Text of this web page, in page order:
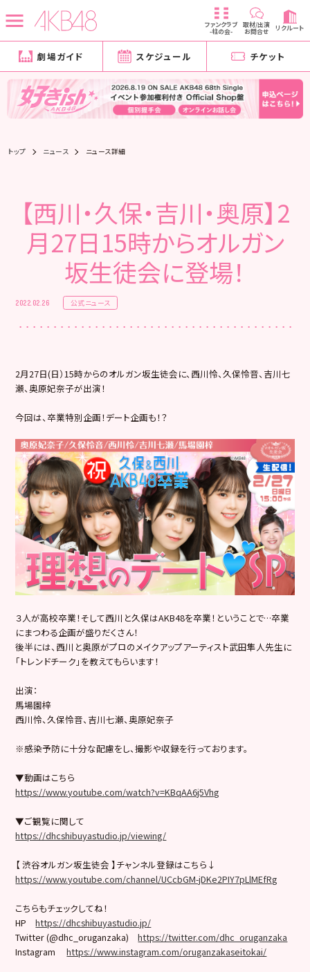
ファンクラブ
-柱の会-
取材/出演
お問合せ リクルート
劇場ガイド スケジュール チケット
トップ ニュース ニュース詳細
【西川・久保・吉川・奥原】2
月27日15時からオルガン
坂生徒会に登場！
2022.02.26 公式ニュース
2月27日(日）15時からのオルガン坂生徒会に、西川怜、久保怜音、吉川七
瀬、奥原妃奈子が出演！
今回は、卒業特別企画！デート企画も！？
３人が高校卒業！そして西川と久保はAKB48を卒業！ということで…卒業
にまつわる企画が盛りだくさん！
後半には、西川と奥原がプロのメイクアップアーティスト武田隼人先生に
「トレンドチーク」を教えてもらいます！
出演：
馬場園梓
西川怜、久保怜音、吉川七瀬、奥原妃奈子
※感染予防に十分な配慮をし、撮影や収録を行っております。
▼動画はこちら
https://www.youtube.com/watch?v=KBqAA6j5Vhg
▼ご観覧に関して
https://dhcshibuyastudio.jp/viewing/
【 渋谷オルガン坂生徒会 】チャンネル登録はこちら↓
https://www.youtube.com/channel/UCcbGM-jDKe2PIY7pLlMEfRg
こちらもチェックしてね！
HPhttps://dhcshibuyastudio.jp/
Twitter (@dhc_oruganzaka)https://twitter.com/dhc_oruganzaka
Instagramhttps://www.instagram.com/oruganzakaseitokai/